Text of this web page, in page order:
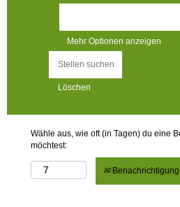
Mehr Optionen anzeigen
Löschen
Wähle aus, wie oft (in Tagen) du eine
möchtest: